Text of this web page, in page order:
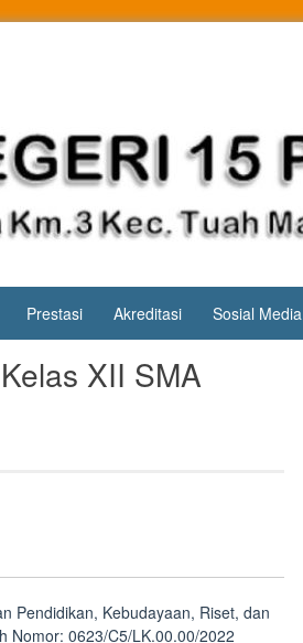
Prestasi Akreditasi Sosial Media
XII SMA
Pendidikan, Kebudayaan, Riset, dan
Nomor: 0623/C5/LK.00.00/2022